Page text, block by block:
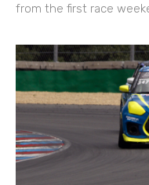
from the first race